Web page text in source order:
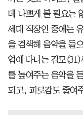
데 나쁘게 볼 필요는
세대 직장인 중에는
을 검색해 음악을 들
업에 다니는 김모
를 높여주는 음악을
되고, 피로감도 줄여